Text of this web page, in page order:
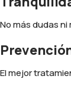
No más dudas
El mejor